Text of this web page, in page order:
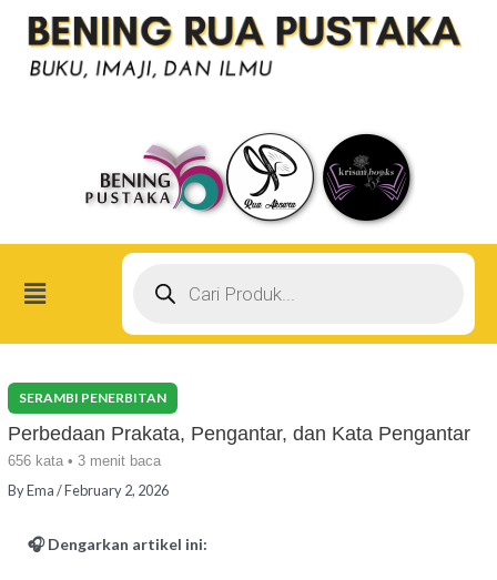
Menu
Products
Perbedaan Prakata, Pengantar, dan Kata Pengantar
656 kata • 3 menit baca
ByEma/February 2, 2026
🎧 Dengarkan artikel ini:
navigation